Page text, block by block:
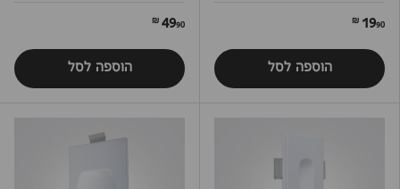
1990 ₪
הוספה לסל
4990 ₪
הוספה לסל